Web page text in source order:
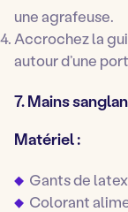
une agrafeuse.
Accrochez la
autour d’une
7. Mains
Matériel :
Gants de latex
Colorant